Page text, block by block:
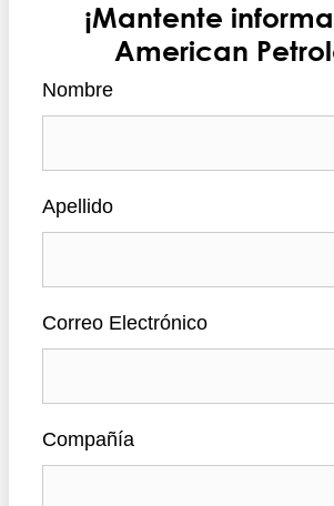
¡Mantente
American
Nombre
Apellido
Correo Electrónico
Compañía